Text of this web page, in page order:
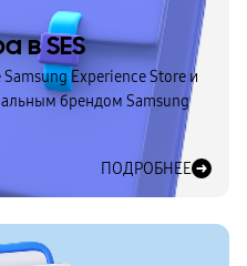
в SES
Experience Store и
брендом Samsung
ПОДРОБНЕЕ